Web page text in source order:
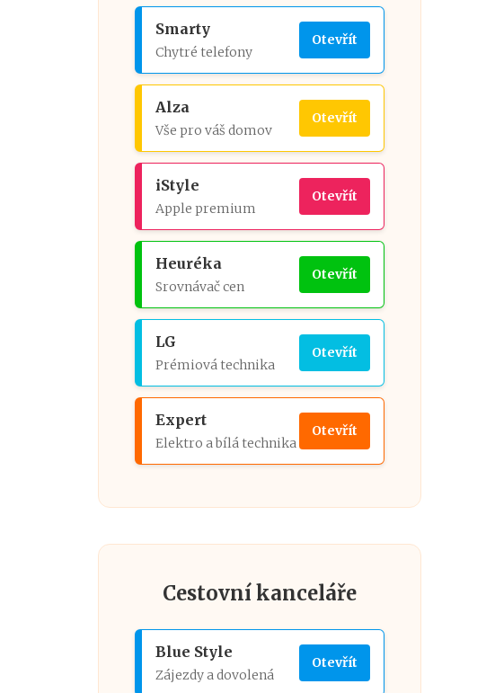
Smarty
Chytré telefony
Otevřít
Alza
Vše pro váš domov
Otevřít
iStyle
Apple premium
Otevřít
Heuréka
Srovnávač cen
Otevřít
LG
Prémiová technika
Otevřít
Expert
Elektro a bílá technika
Otevřít
Cestovní kanceláře
Blue Style
Zájezdy a dovolená
Otevřít